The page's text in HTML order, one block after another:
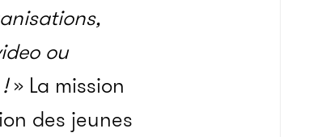
ou
» La mission
des jeunes